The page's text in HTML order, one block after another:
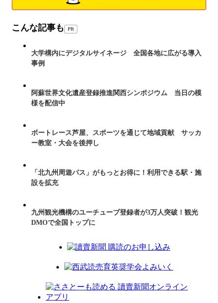
こんな記事も PR
大学構内にデジタルサイネージ 全国各地に広がる導入
事例
阿蘇世界文化遺産登録推進関西シンポジウム 当日の模
様を配信中
ボートレース芦屋、スポーツを通じて地域貢献 サッカ
ー教室・大会を後押し
「北九州周遊パス」がもっとお得に！利用できる駅・施
設を拡充
九州観光機構のユーチューブ登録者が3万人突破！観光
DMOで全国トップに